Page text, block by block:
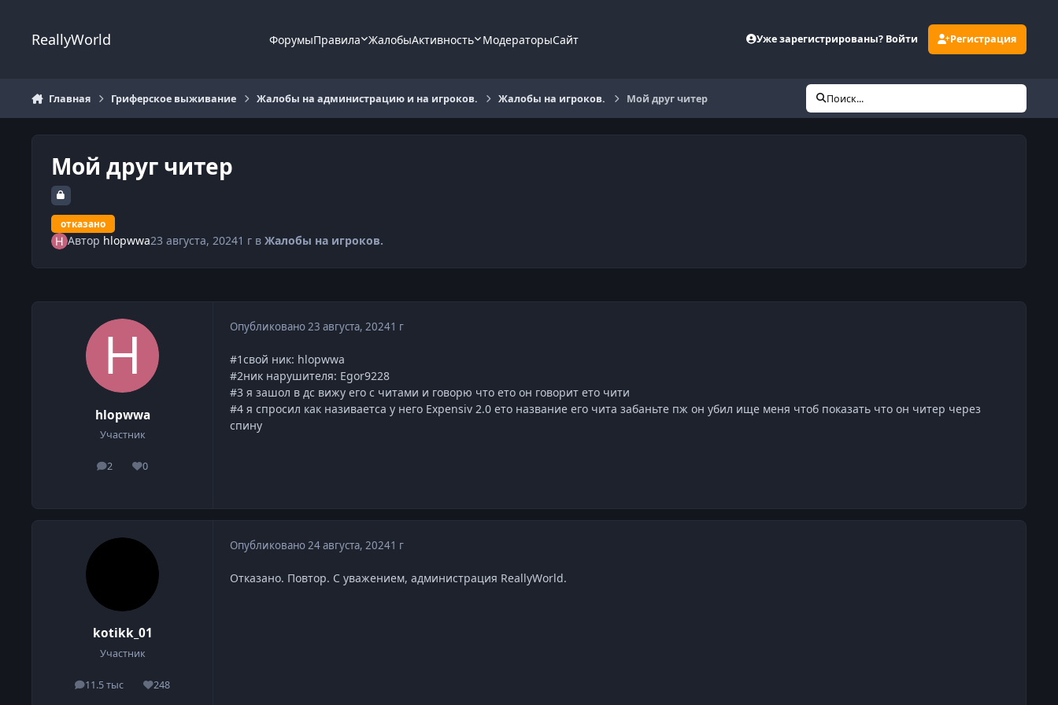
ReallyWorld ФорумыПравила ЖалобыАктивность МодераторыСайт Уже зарегистрированы? Войти Регистрация
Главная Гриферское выживание Жалобы на администрацию и на игроков. Жалобы на игроков. Мой друг читер Поиск...
Мой друг читер
отказано
Автор hlopwwa23 августа, 20241 гв Жалобы на игроков.
hlopwwa
Участник
2
сообщения
0
Репутация
Опубликовано23 августа, 20241 г
#1свой ник: hlopwwa
#2ник нарушителя: Egor9228
#3 я зашол в дс вижу его с читами и говорю что ето он говорит ето чити
#4 я спросил как називаетса у него Expensiv 2.0 ето название его чита забаньте пж он убил ище меня чтоб показать что он читер через
спину
kotikk_01
Участник
11.5 тыс
сообщения248
Репутация
Опубликовано24 августа, 20241 г
Отказано. Повтор. С уважением, администрация ReallyWorld.